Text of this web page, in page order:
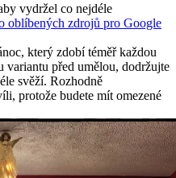
vydržel co nejdéle
oblíbených zdrojů pro Google
který zdobí téměř každou
variantu před umělou, dodržujte
svěží. Rozhodně
protože budete mít omezené